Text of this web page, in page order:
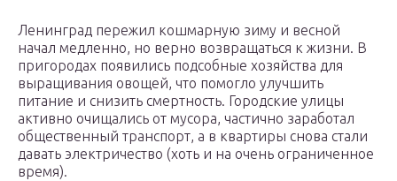
Ленинград пережил кошмарную зиму и весной
начал медленно, но верно возвращаться к жизни. В
пригородах появились подсобные хозяйства для
выращивания овощей, что помогло улучшить
питание и снизить смертность. Городские улицы
активно очищались от мусора, частично заработал
общественный транспорт, а в квартиры снова стали
давать электричество (хоть и на очень ограниченное
время).